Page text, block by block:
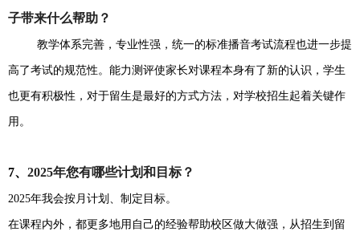
子带来什么帮助？
教学体系完善，专业性强，统一的标准播音考试流程也进一步提
高了考试的规范性。能力测评使家长对课程本身有了新的认识，学生
也更有积极性，对于留生是最好的方式方法，对学校招生起着关键作
用。
7、 2025年您有哪些计划和目标？
2025年我会按月计划、制定目标。
在课程内外，都更多地用自己的经验帮助校区做大做强，从招生到留